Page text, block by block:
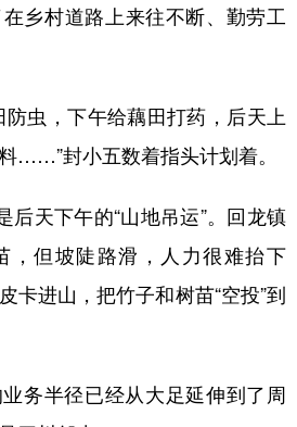
乡村道路上来往不断、勤劳工
虫，下午给藕田打药，后天上
……”封小五数着指头计划着。
天下午的“山地吊运”。回龙镇
，但坡陡路滑，人力很难抬下
卡进山，把竹子和树苗“空投”到
半径已经从大足延伸到了周